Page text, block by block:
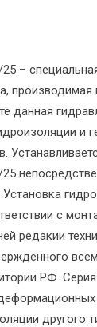
–
данная
и
с
редакии
РФ.
другого